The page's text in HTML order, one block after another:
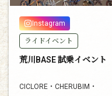
Instagram
ライドイベント
荒川BASE 試乗イベント
CICLORE・CHERUBIM・